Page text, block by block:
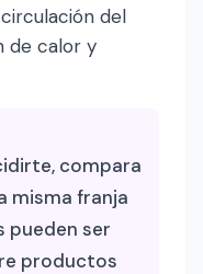
del
de calor y
compara
misma franja
pueden ser
productos